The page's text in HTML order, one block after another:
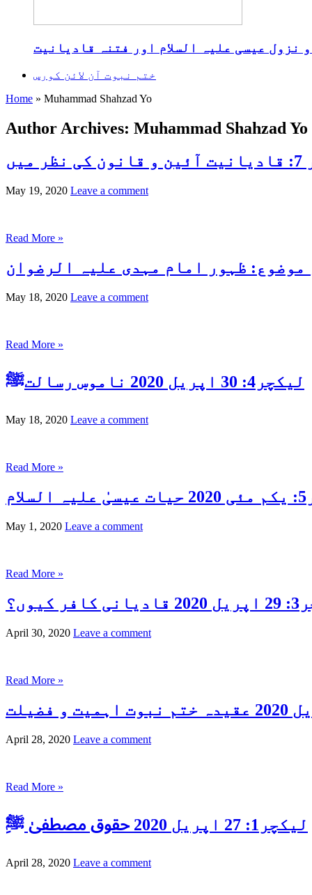
نزول عیسی علیہ السلام اور فتنہ قادیانیت
ختم نبوت آن لائن کورس
Home » Muhammad Shahzad Yo
Author Archives: Muhammad Shahzad Yo
May 19, 2020 Leave a comment
Read More »
May 18, 2020 Leave a comment
Read More »
لیکچر4: 30 اپریل 2020 ناموس رسالتﷺ
May 18, 2020 Leave a comment
Read More »
May 1, 2020 Leave a comment
Read More »
April 30, 2020 Leave a comment
Read More »
April 28, 2020 Leave a comment
Read More »
لیکچر1: 27 اپریل 2020 حقوق مصطفیٰ ﷺَِ
April 28, 2020 Leave a comment